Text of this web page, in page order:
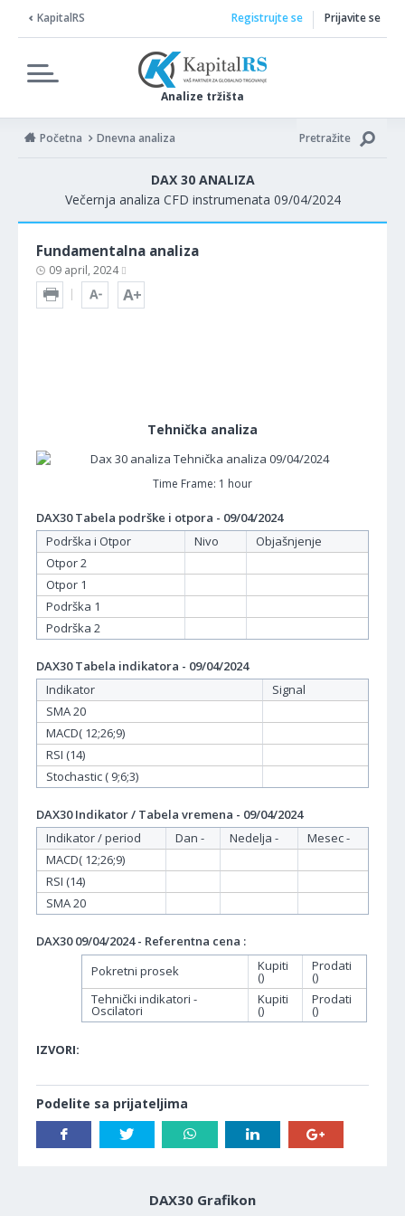
KapitalRS
Analize tržišta
Registrujte se Prijavite se
Početna Dnevna analiza Pretražite
DAX 30 ANALIZA
Večernja analiza CFD instrumenata 09/04/2024
Fundamentalna analiza
09 april, 2024
Tehnička analiza
Time Frame: 1 hour
DAX30 Tabela podrške i otpora - 09/04/2024
Podrška i Otpor
Nivo
Objašnjenje
Otpor 2
Otpor 1
Podrška 1
Podrška 2
DAX30 Tabela indikatora - 09/04/2024
Indikator
Signal
SMA 20
MACD( 12;26;9)
RSI (14)
Stochastic ( 9;6;3)
DAX30 Indikator / Tabela vremena - 09/04/2024
Indikator / period
Dan - Nedelja -
Mesec -
MACD( 12;26;9)
RSI (14)
SMA 20
DAX30 09/04/2024 - Referentna cena :
Pokretni prosek
Kupiti
()
Prodati
()
Tehnički indikatori -
Oscilatori
Kupiti
()
Prodati
()
IZVORI:
Podelite sa prijateljima
DAX30 Grafikon